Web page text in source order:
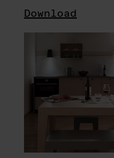
Download